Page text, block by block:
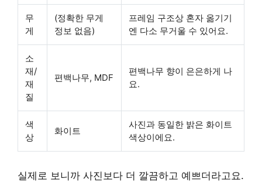
무
게
(정확한 무게
정보 없음)
프레임 구조상 혼자 옮기기
엔 다소 무거울 수 있어요.
소
재/
재
질
편백나무, MDF
편백나무 향이 은은하게 나
요.
색
상
화이트
사진과 동일한 밝은 화이트
색상이에요.
실제로 보니까 사진보다 더 깔끔하고 예쁘더라고요.